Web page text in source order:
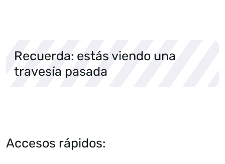
Recuerda: estás viendo una
travesía pasada
Accesos rápidos: